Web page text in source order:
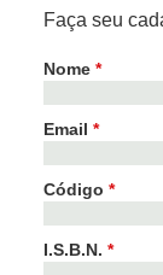
Faça seu
Nome *
Email *
Código *
I.S.B.N. *